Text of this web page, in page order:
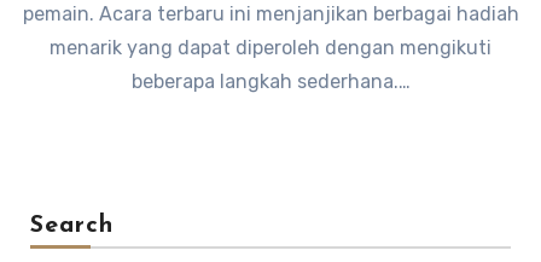
pemain. Acara terbaru ini menjanjikan berbagai hadiah
menarik yang dapat diperoleh dengan mengikuti
beberapa langkah sederhana.…
Search